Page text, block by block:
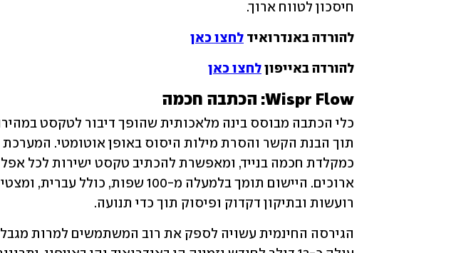
חיסכון לטווח ארוך.
להורדה באנדרואיד לחצו כאן
להורדה באייפון לחצו כאן
Wispr Flow: הכתבה חכמה
רועשות ובתיקון דקדוק ופיסוק תוך כדי תנועה.